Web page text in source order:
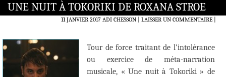
UNE NUIT À TOKORIKI DE ROXANA STROE
11 JANVIER 2017 ADI CHESSON LAISSER UN COMMENTAIRE|
Tour de force traitant de l’intolérance
ou exercice de méta-narration
musicale, « Une nuit à Tokoriki » de